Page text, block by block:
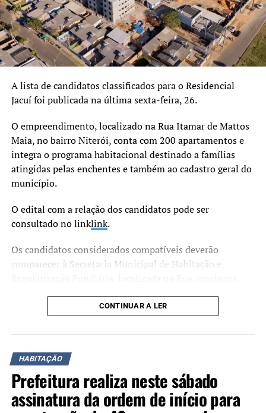
A lista de candidatos classificados para o Residencial
Jacuí foi publicada na última sexta-feira, 26.
O empreendimento, localizado na Rua Itamar de Mattos
Maia, no bairro Niterói, conta com 200 apartamentos e
integra o programa habitacional destinado a famílias
atingidas pelas enchentes e também ao cadastro geral do
município.
O edital com a relação dos candidatos pode ser
consultado no linklink.
Os candidatos considerados compatíveis deverão
comparecer à Secretaria Municipal de Habitação e
terça-feira, 30, e o dia 17 de julho, para apresentar a
às terças, quartas e quintas-feiras, das 8h às 17h, e às
sextas-feiras, das 8h às 14h.
De acordo com o edital, os candidatos titulares que não
CONTINUAR A LER
HABITAÇÃO
Prefeitura realiza neste sábado
assinatura da ordem de início para